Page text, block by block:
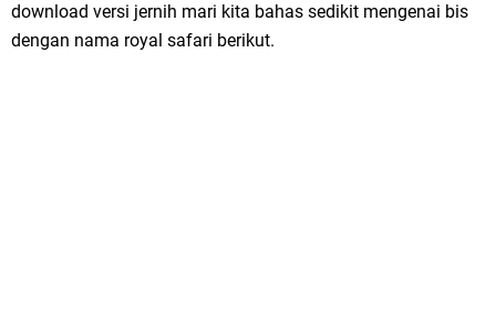
download versi jernih mari kita bahas sedikit mengenai bis
dengan nama royal safari berikut.